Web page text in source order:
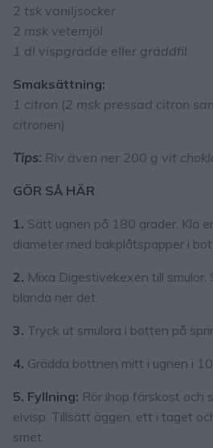
2 tsk vaniljsocker
2 msk vetemjöl
1 dl vispgrädde eller gräddfil
Smaksättning:
1 citron (2 msk pressad citron
citronen)
Tips: Riv även ner 200 g vit
GÖR SÅ HÄR
1. Sätt ugnen på 180 grader. Klä
diameter med bakplåtspapper i
2. Mixa Digestivekexen till smulor.
blanda ner det.
3. Tryck ut smulora i botten på
4. Grädda bottnen mitt i ugnen i 10
5. Fyllning: Rör ihop färskost och
elvisp. Tillsätt äggen, ett i taget
smet.